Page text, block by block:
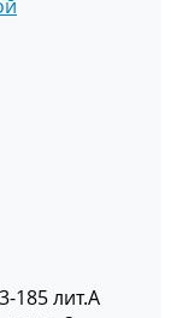
185 лит.А